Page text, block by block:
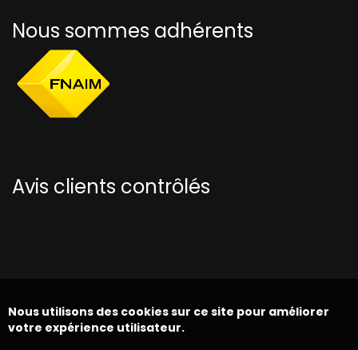
Nous sommes adhérents
Avis clients contrôlés
Nous utilisons des cookies sur ce site pour améliorer
votre expérience utilisateur.